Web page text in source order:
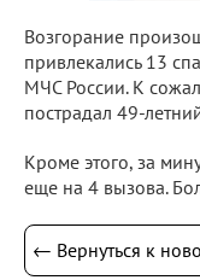
Возгорание
привлекались 13
МЧС России. К
пострадал 49-
Кроме этого, за
еще на 4 вызова.
← Вернуться к